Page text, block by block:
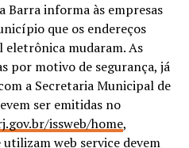
Barra informa às empresas
que os endereços
eletrônica mudaram. As
por motivo de segurança, já
a Secretaria Municipal de
ser emitidas no
issweb/home,
web service devem